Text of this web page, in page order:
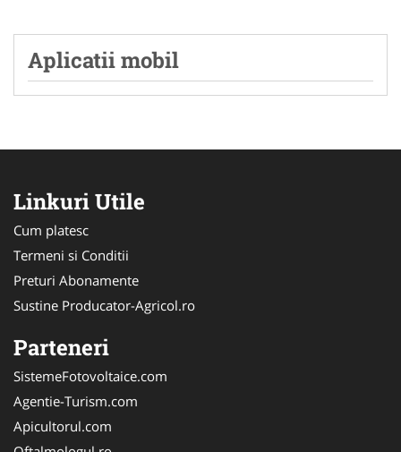
Aplicatii mobil
Linkuri Utile
Cum platesc
Termeni si Conditii
Preturi Abonamente
Sustine Producator-Agricol.ro
Parteneri
SistemeFotovoltaice.com
Agentie-Turism.com
Apicultorul.com